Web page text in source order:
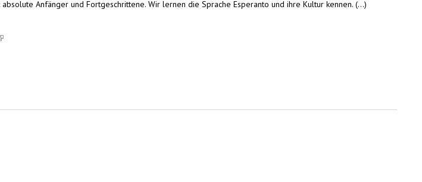
Anfänger und Fortgeschrittene. Wir lernen die Sprache Esperanto und ihre Kultur kennen. (...)
is external)